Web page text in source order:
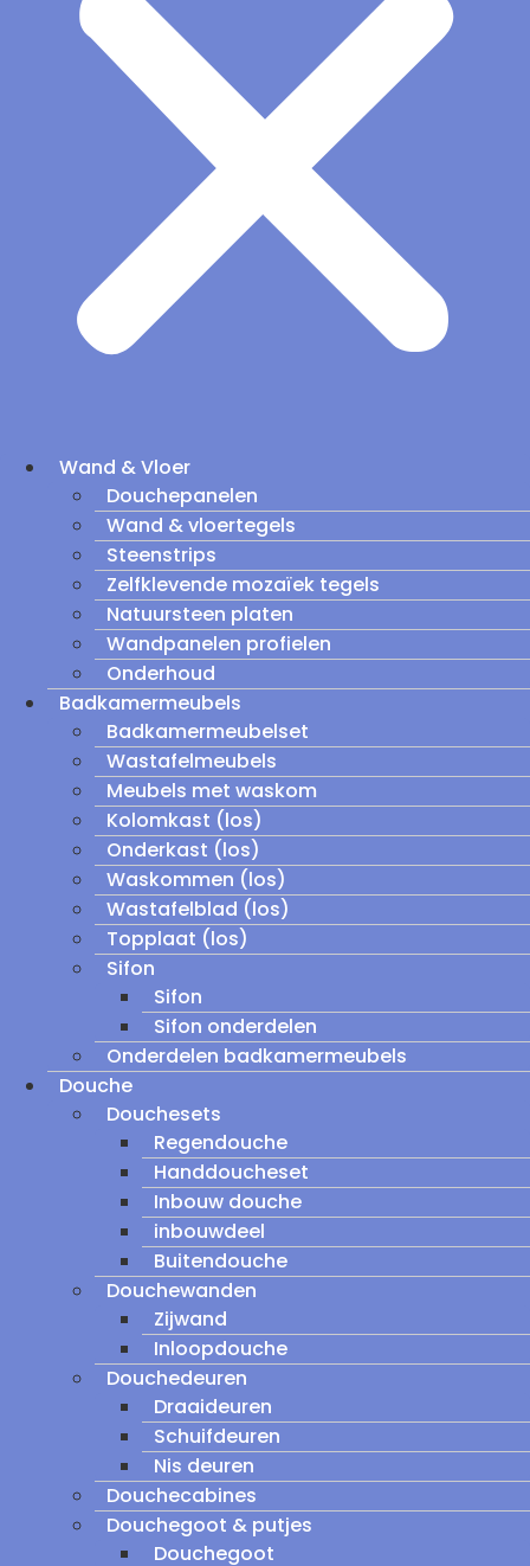
Wand & Vloer
Douchepanelen
Wand & vloertegels
Steenstrips
Zelfklevende mozaïek tegels
Natuursteen platen
Wandpanelen profielen
Onderhoud
Badkamermeubels
Badkamermeubelset
Wastafelmeubels
Meubels met waskom
Kolomkast (los)
Onderkast (los)
Waskommen (los)
Wastafelblad (los)
Topplaat (los)
Sifon
Sifon
Sifon onderdelen
Onderdelen badkamermeubels
Douche
Douchesets
Regendouche
Handdoucheset
Inbouw douche
inbouwdeel
Buitendouche
Douchewanden
Zijwand
Inloopdouche
Douchedeuren
Draaideuren
Schuifdeuren
Nis deuren
Douchecabines
Douchegoot & putjes
Douchegoot